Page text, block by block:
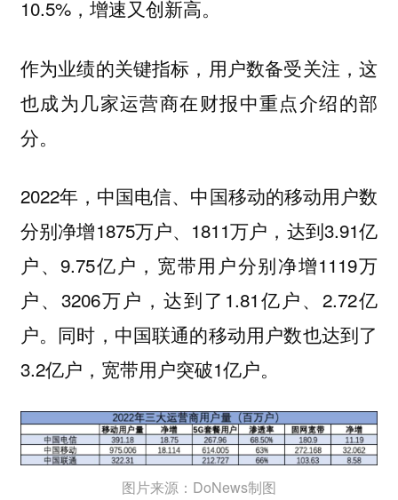
10.5%，增速又创新高。
作为业绩的关键指标，用户数备受关注，这
也成为几家运营商在财报中重点介绍的部
分。
2022年，中国电信、中国移动的移动用户数
分别净增1875万户、1811万户，达到3.91亿
户、9.75亿户，宽带用户分别净增1119万
户、3206万户，达到了1.81亿户、2.72亿
户。同时，中国联通的移动用户数也达到了
3.2亿户，宽带用户突破1亿户。
图片来源：DoNews制图